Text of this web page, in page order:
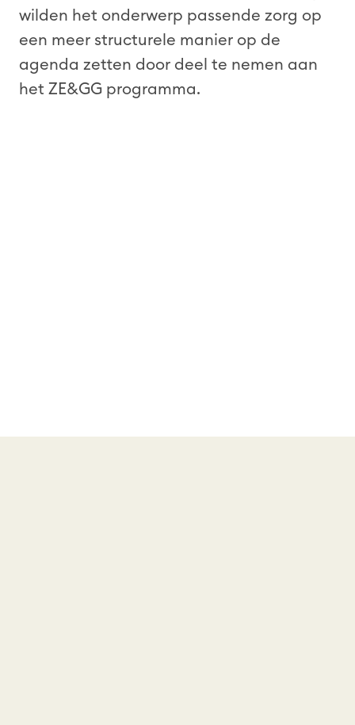
wilden het onderwerp passende zorg op
een meer structurele manier op de
agenda zetten door deel te nemen aan
het ZE&GG programma.